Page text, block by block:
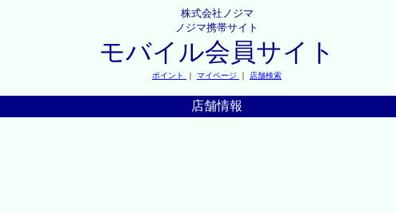
株式会社ノジマ
ノジマ携帯サイト
モバイル会員サイト
ポイント ｜ マイページ ｜ 店舗検索
店舗情報